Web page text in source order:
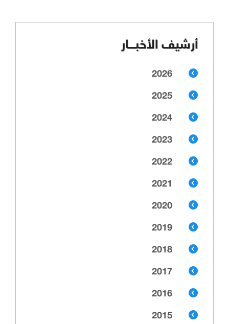
أرشيف الأخبـــار
2026
2025
2024
2023
2022
2021
2020
2019
2018
2017
2016
2015